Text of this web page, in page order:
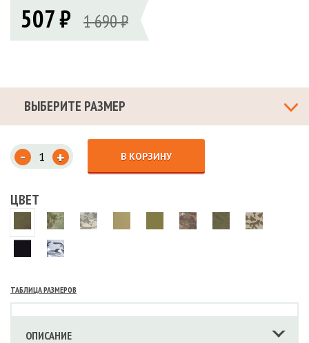
507 ₽ 1 690 ₽
ВЫБЕРИТЕ РАЗМЕР
- + В КОРЗИНУ
ЦВЕТ
ТАБЛИЦА РАЗМЕРОВ
ОПИСАНИЕ